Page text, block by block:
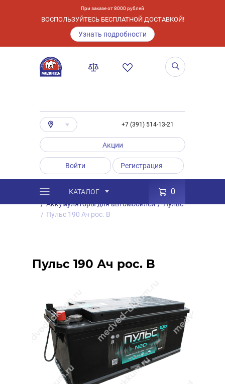
При заказе от 8000 рублей
ВОСПОЛЬЗУЙТЕСЬ БЕСПЛАТНОЙ ДОСТАВКОЙ!
Узнать подробности
+7 (391) 514-13-21
Акции
Войти Регистрация
КАТАЛОГ 0
Каталог / Товары
Аккумуляторы
/ Аккумуляторы для автомобилей / Пульс
/ Пульс 190 Ач рос. B
Пульс 190 Ач рос. B